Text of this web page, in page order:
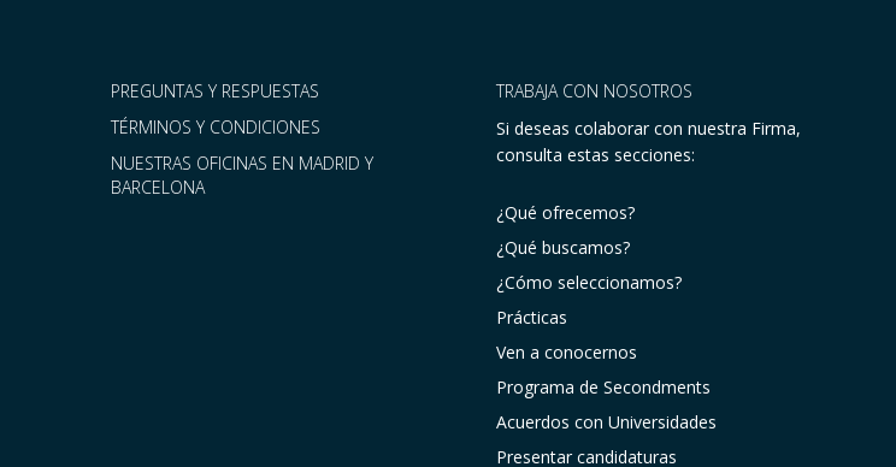
PREGUNTAS Y RESPUESTAS
TÉRMINOS Y CONDICIONES
NUESTRAS OFICINAS EN MADRID Y
BARCELONA
TRABAJA CON NOSOTROS
Si deseas colaborar con nuestra Firma,
consulta estas secciones:
¿Qué ofrecemos?
¿Qué buscamos?
¿Cómo seleccionamos?
Prácticas
Ven a conocernos
Programa de Secondments
Acuerdos con Universidades
Presentar candidaturas